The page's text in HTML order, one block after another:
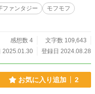
とになる。
ファンタジー
モフモフ
感想数 4
文字数 109,643
2025.01.30
登録日 2024.08.28
お気に入り追加 2